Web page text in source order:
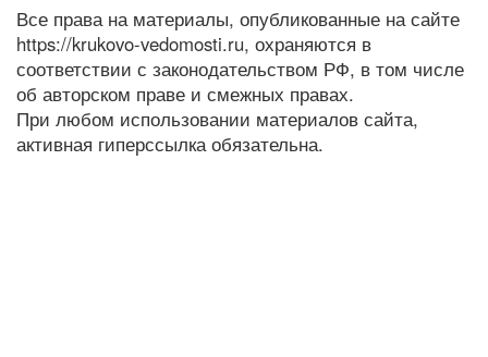
Все права на материалы, опубликованные на сайте
https://krukovo-vedomosti.ru, охраняются в
соответствии с законодательством РФ, в том числе
об авторском праве и смежных правах.
При любом использовании материалов сайта,
активная гиперссылка обязательна.